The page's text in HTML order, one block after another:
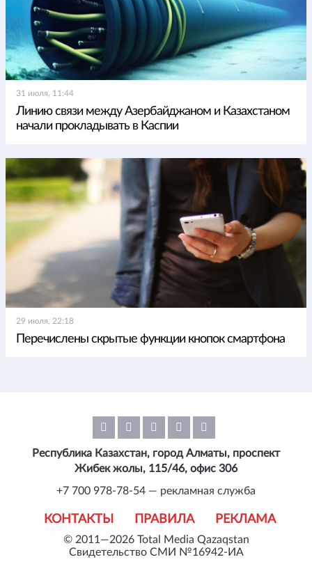
31 июля, 11:44
Линию связи между Азербайджаном и Казахстаном
начали прокладывать в Каспии
29 июля, 22:18
Перечислены скрытые функции кнопок смартфона
© 2011—2026 Total Media Qazaqstan
Свидетельство СМИ №16942-ИА
КОНТАКТЫ ПРАВИЛА РЕКЛАМА
Республика Казахстан, город Алматы, проспект
Жибек жолы, 115/46, офис 306
+7 700 978-78-54 — рекламная служба